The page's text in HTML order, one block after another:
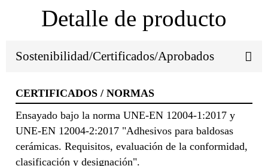
Detalle de producto
Sostenibilidad/Certificados/Aprobados
CERTIFICADOS / NORMAS
Ensayado bajo la norma UNE-EN 12004-1:2017 y
UNE-EN 12004-2:2017 "Adhesivos para baldosas
cerámicas. Requisitos, evaluación de la conformidad,
clasificación y designación".